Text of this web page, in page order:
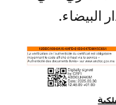
البيضاء.